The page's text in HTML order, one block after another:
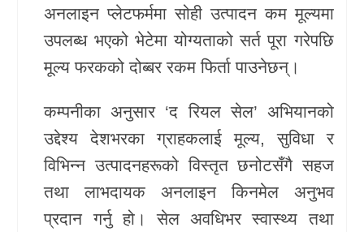
अनलाइन प्लेटफर्ममा सोही उत्पादन कम मूल्यमा
उपलब्ध भएको भेटेमा योग्यताको सर्त पूरा गरेपछि
मूल्य फरकको दोब्बर रकम फिर्ता पाउनेछन्।
कम्पनीका अनुसार ‘द रियल सेल’ अभियानको
उद्देश्य देशभरका ग्राहकलाई मूल्य, सुविधा र
विभिन्न उत्पादनहरूको विस्तृत छनोटसँगै सहज
तथा लाभदायक अनलाइन किनमेल अनुभव
प्रदान गर्नु हो। सेल अवधिभर स्वास्थ्य तथा